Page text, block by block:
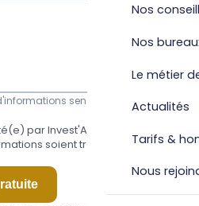
Nos
Nos
Le métier
Actualités
Tarifs &
Nous
sensibles (santé, etc.)
par Invest'Aide au sujet de ma
soient traitées à cette fin. En